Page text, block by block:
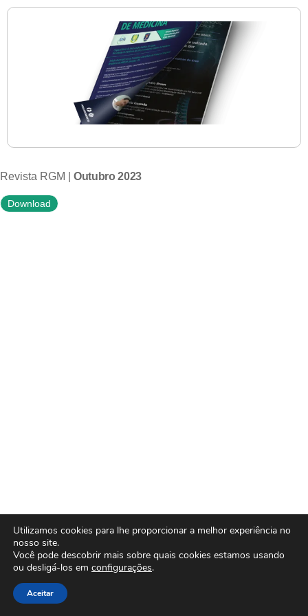
Revista RGM | Outubro 2023
Download
Utilizamos cookies para lhe proporcionar a melhor experiência no
nosso site.
Você pode descobrir mais sobre quais cookies estamos usando
ou desligá-los em configurações.
Aceitar